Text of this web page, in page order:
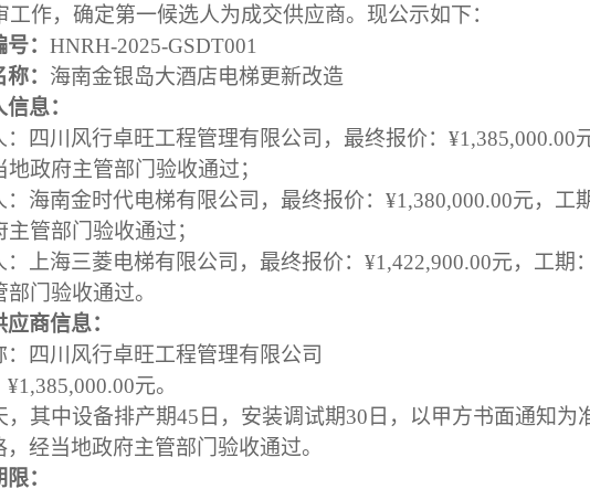
工作，确定第一候选人为成交供应商。现公示如下：
： HNRH-2025-GSDT001
： 海南金银岛大酒店电梯更新改造
息：
：四川风行卓旺工程管理有限公司，最终报价： ¥1,385,000.00
政府主管部门验收通过；
海南金时代电梯有限公司， 最终报价： ¥1,380,000.00元， 工
管部门验收通过；
上海三菱电梯有限公司，最终报价： ¥1,422,900.00元， 工期
门验收通过。
商信息：
四川风行卓旺工程管理有限公司
¥1,385,000.00元。
，其中设备排产期45日，安装调试期30日，以甲方书面通知为
经当地政府主管部门验收通过。
：